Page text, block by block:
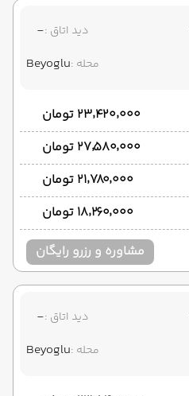
دید اتاق :-
محله :Beyoglu
۲۳٬۴۲۰٬۰۰۰ تومان
۲۷٬۵۸۰٬۰۰۰ تومان
۲۱٬۷۸۰٬۰۰۰ تومان
۱۸٬۲۶۰٬۰۰۰ تومان
مشاوره و رزرو رایگان
دید اتاق :-
محله :Beyoglu